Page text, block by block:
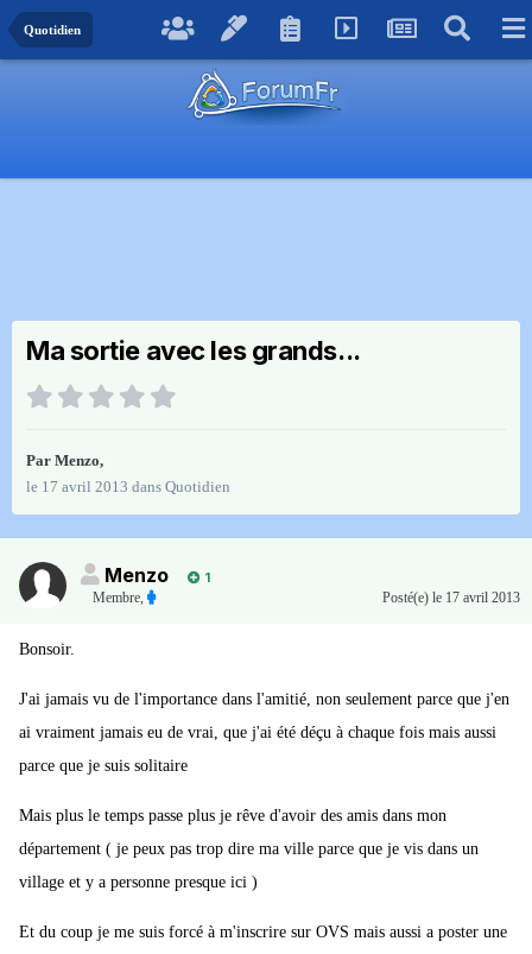
Quotidien
Ma sortie avec les grands...
Par Menzo,
le 17 avril 2013 dans Quotidien
Menzo
1
Membre, Posté(e) le 17 avril 2013
Bonsoir.
J'ai jamais vu de l'importance dans l'amitié, non seulement parce que j'en
ai vraiment jamais eu de vrai, que j'ai été déçu à chaque fois mais aussi
parce que je suis solitaire
Mais plus le temps passe plus je rêve d'avoir des amis dans mon
département ( je peux pas trop dire ma ville parce que je vis dans un
village et y a personne presque ici )
Et du coup je me suis forcé à m'inscrire sur OVS mais aussi a poster une